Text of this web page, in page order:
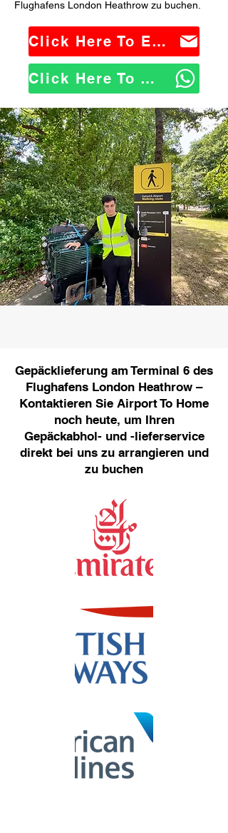
Flughafens London Heathrow zu buchen.
Click Here To Email Us
Click Here To WhatsApp Us
Gepäcklieferung am Terminal 6 des
Flughafens London Heathrow –
Kontaktieren Sie Airport To Home
noch heute, um Ihren
Gepäckabhol- und -lieferservice
direkt bei uns zu arrangieren und
zu buchen